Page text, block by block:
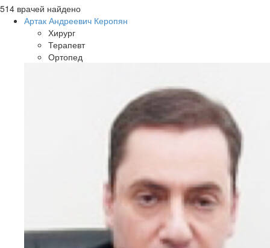
514 врачей найдено
Артак Андреевич Керопян
Хирург
Терапевт
Ортопед